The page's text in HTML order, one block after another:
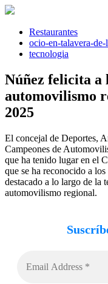
Saltar
contenidoRestaurantes
ocio-en-talavera-de-
tecnologia
Núñez felicita a
automovilismo
2025
El concejal de Deportes,
Campeones de
que ha tenido lugar en el
que se ha reconocido a
destacado a lo largo de la
automovilismo regional.